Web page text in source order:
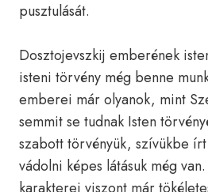
pusztulását.
Dosztojevszkij emberének
isteni törvény még benne
emberei már olyanok, mint
semmit se tudnak Isten
szabott törvényük, szívükbe
vádolni képes látásuk még